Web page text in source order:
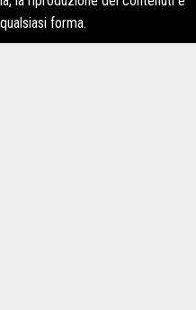
forma.